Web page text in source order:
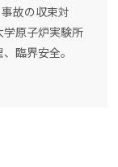
故の収束対
原子炉実験所
臨界安全。